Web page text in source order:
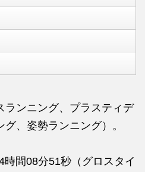
ランニング、プラスティデ
、姿勢ランニング）。
間08分51秒（グロスタイ